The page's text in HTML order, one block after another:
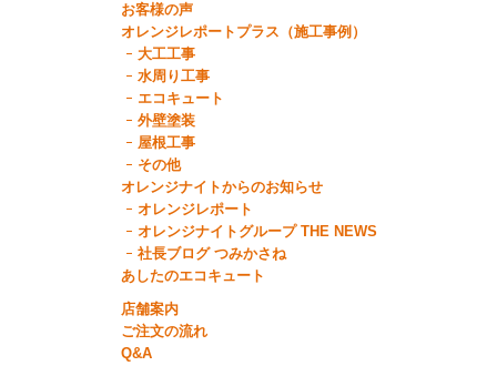
お客様の声
オレンジレポートプラス（施工事例）
大工工事
水周り工事
エコキュート
外壁塗装
屋根工事
その他
オレンジナイトからのお知らせ
オレンジレポート
オレンジナイトグループ THE NEWS
社長ブログ つみかさね
あしたのエコキュート
店舗案内
ご注文の流れ
Q&A